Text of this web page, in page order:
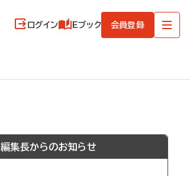
ログイン Eブック 会員登録
編集長からのお知らせ